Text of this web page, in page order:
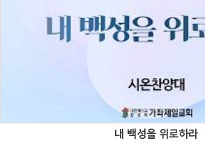
내 백성을 위로하라